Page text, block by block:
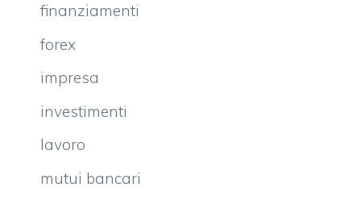
finanziamenti
forex
impresa
investimenti
lavoro
mutui bancari